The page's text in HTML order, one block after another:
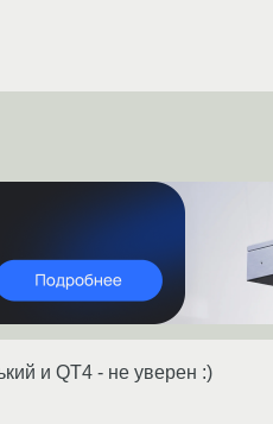
и QT4 - не уверен :)